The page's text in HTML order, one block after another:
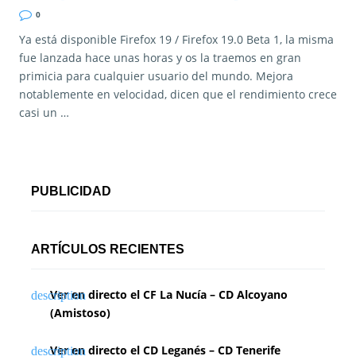
0
Ya está disponible Firefox 19 / Firefox 19.0 Beta 1, la misma
fue lanzada hace unas horas y os la traemos en gran
primicia para cualquier usuario del mundo. Mejora
notablemente en velocidad, dicen que el rendimiento crece
casi un …
PUBLICIDAD
ARTÍCULOS RECIENTES
Ver en directo el CF La Nucía – CD Alcoyano
(Amistoso)
Ver en directo el CD Leganés – CD Tenerife